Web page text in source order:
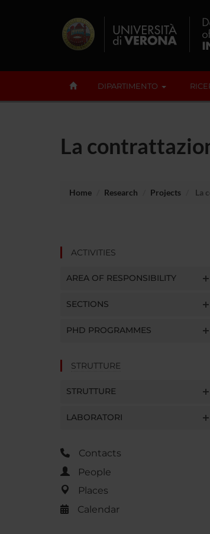
DIPARTIMENTO
La
Home Research Projects La
ACTIVITIES
AREA OF RESPONSIBILITY
SECTIONS
PHD PROGRAMMES
STRUTTURE
STRUTTURE
LABORATORI
Contacts
People
Places
Calendar